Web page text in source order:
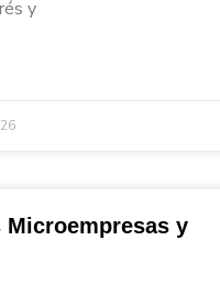
y
Microempresas y